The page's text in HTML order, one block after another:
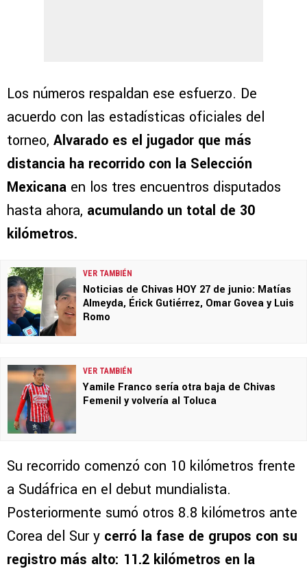
Los números respaldan ese esfuerzo. De
acuerdo con las estadísticas oficiales del
torneo, Alvarado es el jugador que más
distancia ha recorrido con la Selección
Mexicana en los tres encuentros disputados
hasta ahora, acumulando un total de 30
kilómetros.
VER TAMBIÉN
Noticias de Chivas HOY 27 de junio: Matías
Almeyda, Érick Gutiérrez, Omar Govea y Luis
Romo
VER TAMBIÉN
Yamile Franco sería otra baja de Chivas
Femenil y volvería al Toluca
Su recorrido comenzó con 10 kilómetros frente
a Sudáfrica en el debut mundialista.
Posteriormente sumó otros 8.8 kilómetros ante
Corea del Sur y cerró la fase de grupos con su
registro más alto: 11.2 kilómetros en la